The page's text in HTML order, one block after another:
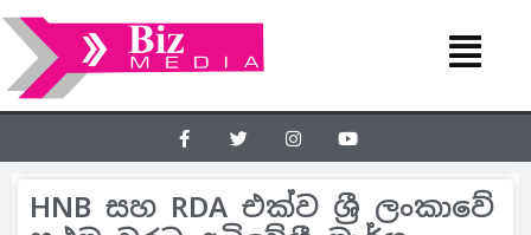
HNB සහ RDA එක්ව ශ්‍රී ලංකාවේ